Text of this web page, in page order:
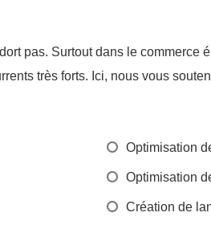
pas. Surtout dans le commerce
très forts. Ici, nous vous
Optimisation
Optimisation
Création de